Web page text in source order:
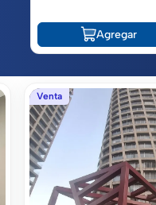
Agregar
Venta